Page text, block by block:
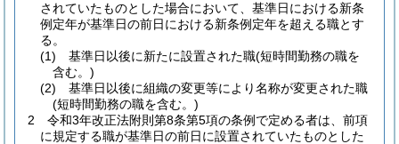
されていたものとした場合において、基準日における新条
例定年が基準日の前日における新条例定年を超える職とす
る。
(1)
基準日以後に新たに設置された職(短時間勤務の職を
含む。)
(2)
基準日以後に組織の変更等により名称が変更された職
(短時間勤務の職を含む。)
2
令和3年改正法附則第8条第5項の条例で定める者は、前項
に規定する職が基準日の前日に設置されていたものとした